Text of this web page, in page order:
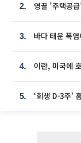
2.
3. 바다 태운 폭
4.
5.